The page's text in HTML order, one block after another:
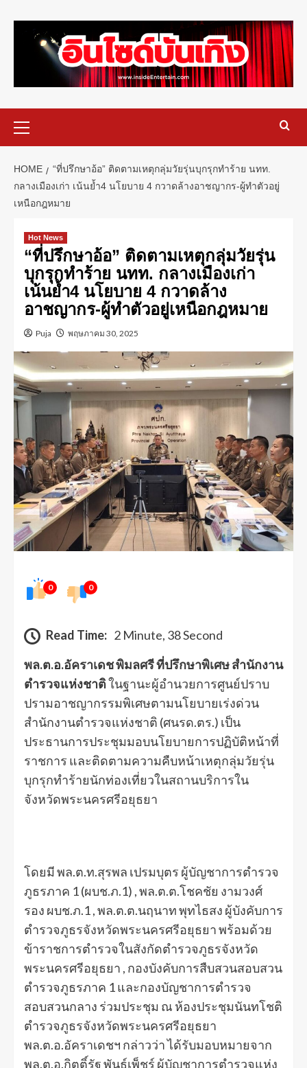
HOME
“ที่ปรึกษาอ้อ” ติดตามเหตุกลุ่มวัยรุ่นบุกรุกทำร้าย นทท.
กลางเมืองเก่า เน้นย้ำ4 นโยบาย 4 กวาดล้างอาชญากร-ผู้ทำตัวอยู่
เหนือกฎหมาย
Hot News
“ที่ปรึกษาอ้อ” ติดตามเหตุกลุ่มวัยรุ่น
บุกรุกทำร้าย นทท. กลางเมืองเก่า
เน้นย้ำ4 นโยบาย 4 กวาดล้าง
อาชญากร-ผู้ทำตัวอยู่เหนือกฎหมาย
Puja พฤษภาคม 30, 2025
0 0
Read Time: 2 Minute, 38 Second
พล.ต.อ.อัคราเดช พิมลศรี ที่ปรึกษาพิเศษ สำนักงาน
ตำรวจแห่งชาติในฐานะผู้อำนวยการศูนย์ปราบ
ปรามอาชญากรรมพิเศษตามนโยบายเร่งด่วน
สำนักงานตำรวจแห่งชาติ (ศนรด.ตร.) เป็น
ประธานการประชุมมอบนโยบายการปฏิบัติหน้าที่
ราชการ และติดตามความคืบหน้าเหตุกลุ่มวัยรุ่น
บุกรุกทำร้ายนักท่องเที่ยวในสถานบริการใน
จังหวัดพระนครศรีอยุธยา
โดยมี พล.ต.ท.สุรพล เปรมบุตร ผู้บัญชาการตำรวจ
ภูธรภาค 1 (ผบช.ภ.1) , พล.ต.ต.โชคชัย งามวงศ์
รอง ผบช.ภ.1 , พล.ต.ต.นฤนาท พุทไธสง ผู้บังคับการ
ตำรวจภูธรจังหวัดพระนครศรีอยุธยา พร้อมด้วย
ข้าราชการตำรวจในสังกัดตำรวจภูธรจังหวัด
พระนครศรีอยุธยา , กองบังคับการสืบสวนสอบสวน
ตำรวจภูธรภาค 1 และกองบัญชาการตำรวจ
สอบสวนกลาง ร่วมประชุม ณ ห้องประชุมนันทโชติ
ตำรวจภูธรจังหวัดพระนครศรีอยุธยา
พล.ต.อ.อัคราเดชฯ กล่าวว่า ได้รับมอบหมายจาก
พล.ต.อ.กิตติ์รัฐ พันธุ์เพ็ชร์ ผู้บัญชาการตำรวจแห่ง